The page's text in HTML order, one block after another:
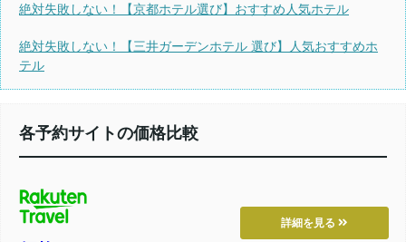
絶対失敗しない！【京都ホテル選び】おすすめ人気ホテル
絶対失敗しない！【三井ガーデンホテル 選び】人気おすすめホ
テル
各予約サイトの価格比較
詳細を見る